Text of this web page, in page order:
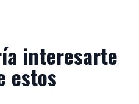
interesarte
estos